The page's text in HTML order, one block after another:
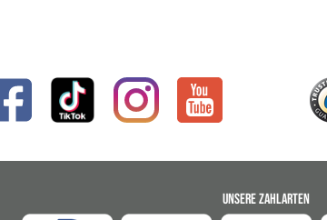
UNSERE ZAHLARTEN